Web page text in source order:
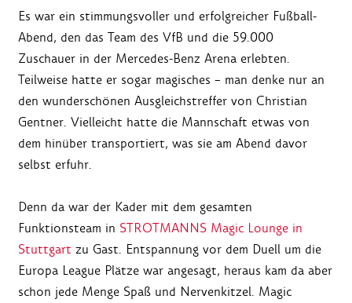
Es war ein stimmungsvoller und erfolgreicher Fußball-
Abend, den das Team des VfB und die 59.000
Zuschauer in der Mercedes-Benz Arena erlebten.
Teilweise hatte er sogar magisches – man denke nur an
den wunderschönen Ausgleichstreffer von Christian
Gentner. Vielleicht hatte die Mannschaft etwas von
dem hinüber transportiert, was sie am Abend davor
selbst erfuhr.
Denn da war der Kader mit dem gesamten
Funktionsteam in STROTMANNS Magic Lounge in
Stuttgart zu Gast. Entspannung vor dem Duell um die
Europa League Plätze war angesagt, heraus kam da aber
schon jede Menge Spaß und Nervenkitzel. Magic